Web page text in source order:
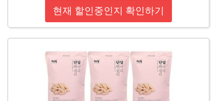
현재 할인중인지 확인하기